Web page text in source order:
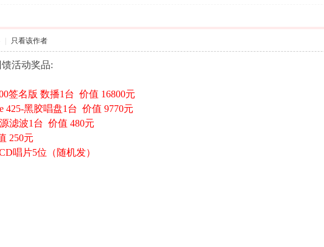
只看该作者
馈活动奖品:
签名版 数播1台 价值 16800元
425-黑胶唱盘1台 价值 9770元
滤波1台 价值 480元
250元
唱片5位（随机发）